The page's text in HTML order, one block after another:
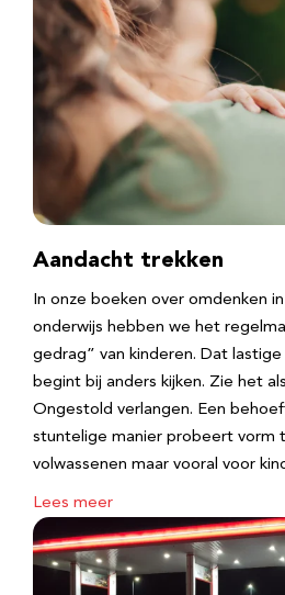
Aandacht trekken
In onze boeken over omdenken
onderwijs hebben we het
gedrag” van kinderen. Dat
begint bij anders kijken. Zie het
Ongestold verlangen. Een
stuntelige manier probeert vorm
volwassenen maar vooral voor
Lees meer